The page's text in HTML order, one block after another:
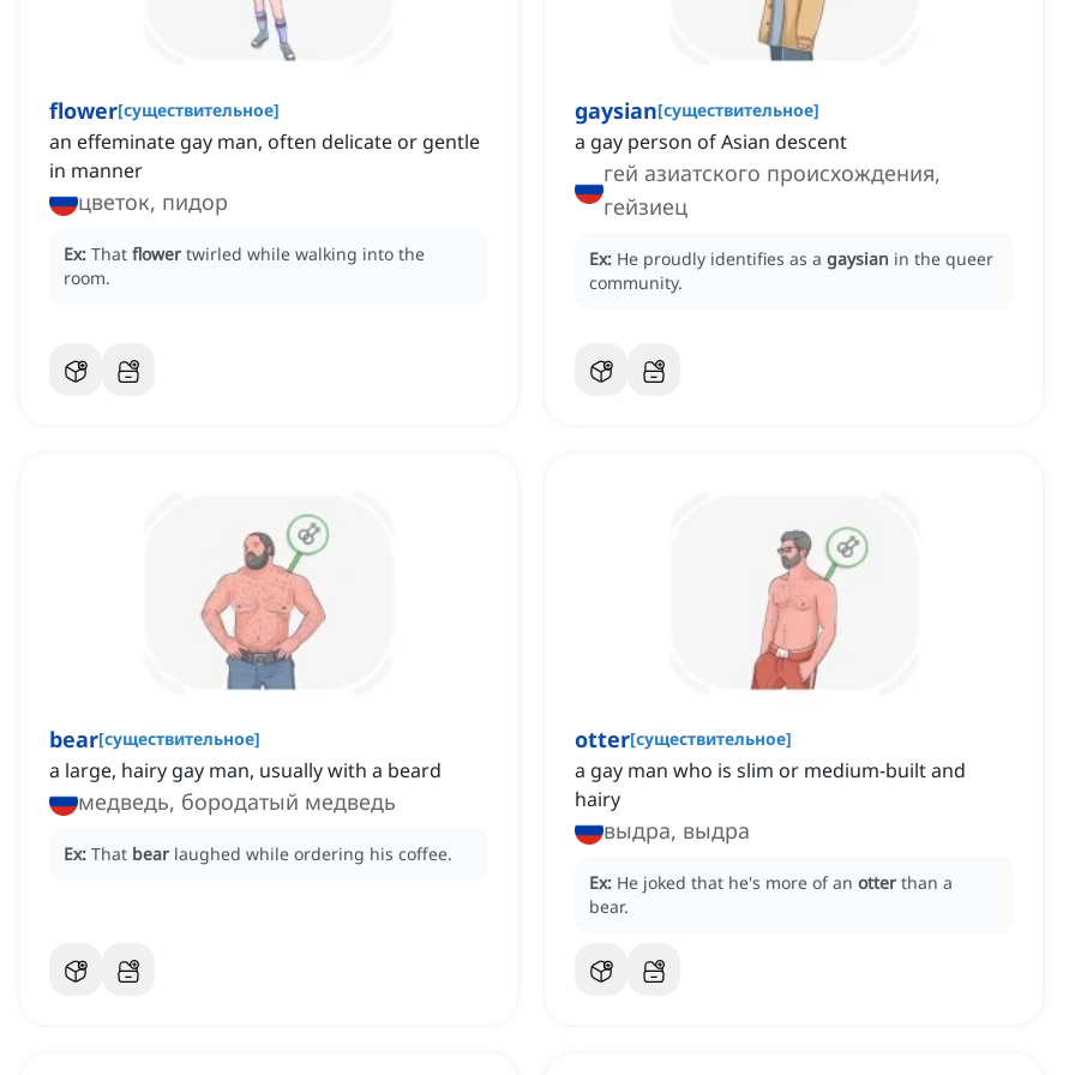
flower[существительное]
an effeminate gay man, often delicate or gentle
in manner
цветок, пидор
Ex: That flower twirled while walking into the
room.
gaysian[существительное]
a gay person of Asian descent
гей азиатского происхождения,
гейзиец
Ex: He proudly identifies as a gaysian in the queer
community.
bear[существительное]
a large, hairy gay man, usually with a beard
медведь, бородатый медведь
Ex: That bear laughed while ordering his coffee.
otter[существительное]
a gay man who is slim or medium-built and
hairy
выдра, выдра
Ex: He joked that he's more of an otter than a
bear.